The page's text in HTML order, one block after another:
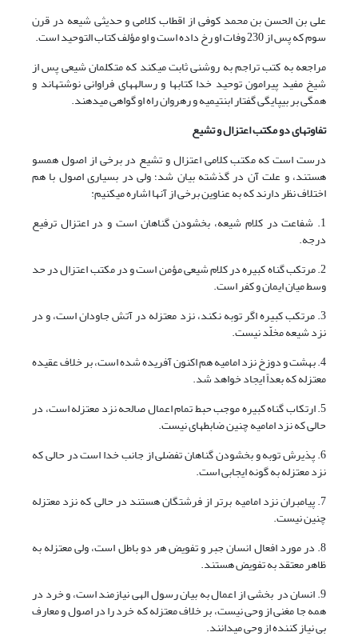
على بن الحسن بن محمد کوفى از اقطاب کلامى و حدیثى شیعه در قرن
سوم که پس از 230 وفات او رخ داده است و او مؤلف کتاب التوحید است.
مراجعه به کتب تراجم به روشنى ثابت مى‏کند که متکلمان شیعى پس از
شیخ مفید پیرامون توحید خدا کتاب‏ها و رساله‏های فراوانی نوشته‏اند و
همگى بر بى‏پایگى گفتار ابن‏تیمیه و رهروان راه او گواهى مى‏دهند.
تفاوت‏هاى دو مکتب اعتزال و تشیع
درست است که مکتب کلامى اعتزال و تشیع در برخى از اصول هم‏سو
هستند، و علت آن در گذشته بیان شد؛ ولى در بسیارى اصول با هم
اختلاف نظر دارند که به عناوین برخى از آنها اشاره مى‏کنیم:
1. شفاعت در کلام شیعه، بخشودن گناهان است و در اعتزال ترفیع
درجه.
2. مرتکب گناه کبیره در کلام شیعى مؤمن است و در مکتب اعتزال در حد
وسط میان ایمان و کفر است.
3. مرتکب کبیره اگر توبه نکند، نزد معتزله در آتش جاودان است، و در
نزد شیعه مخلّد نیست.
4. بهشت و دوزخ نزد امامیه هم اکنون آفریده شده است، بر خلاف عقیده
معتزله که بعداً ایجاد خواهد شد.
5. ارتکاب گناه کبیره موجب حبط تمام اعمال صالحه نزد معتزله است، در
حالى که نزد امامیه چنین ضابطه‏اى نیست.
6. پذیرش توبه و بخشودن گناهان تفضلى از جانب خدا است در حالى که
نزد معتزله به گونه ایجابى است.
7. پیامبران نزد امامیه برتر از فرشتگان هستند در حالى که نزد معتزله
چنین نیست.
8. در مورد افعال انسان جبر و تفویض هر دو باطل است، ولى معتزله به
ظاهر معتقد به تفویض هستند.
9. انسان در بخشى از اعمال به بیان رسول الهى نیازمند است، و خرد در
همه جا مغنى از وحى نیست، بر خلاف معتزله که خرد را در اصول و معارف
بى نیاز کننده از وحى مى‏دانند.